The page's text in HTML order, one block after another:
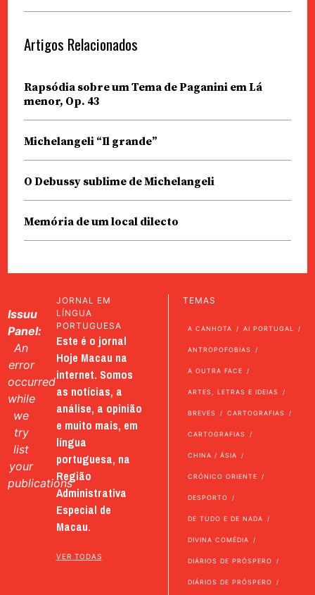
Artigos Relacionados
Rapsódia sobre um Tema de Paganini em Lá
menor, Op. 43
Michelangeli “Il grande”
O Debussy sublime de Michelangeli
Memória de um local dilecto
Issuu
Panel:
An
error
occurred
while
we
try
list
your
publications
JORNAL EM
LÍNGUA
PORTUGUESA
Este é o jornal
Hoje Macau na
internet. Somos
as notícias, a
análise, a opinião
e muito mais, em
língua
portuguesa, na
Região
Administrativa
Especial de
Macau.
VER TODAS
TEMAS
A CANHOTA AI PORTUGAL
ANTROPOFOBIAS
A OUTRA FACE
ARTES, LETRAS E IDEIAS
BREVES CARTOGRAFIAS
CARTOGRAFIAS
CHINA / ÁSIA
CRÓNICO ORIENTE
DESPORTO
DE TUDO E DE NADA
DIVINA COMÉDIA
DIÁRIOS DE PRÓSPERO
DIÁRIOS DE PRÓSPERO